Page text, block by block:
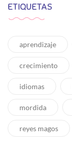
ETIQUETAS
aprendizaje
crecimiento
idiomas
mordida
reyes magos